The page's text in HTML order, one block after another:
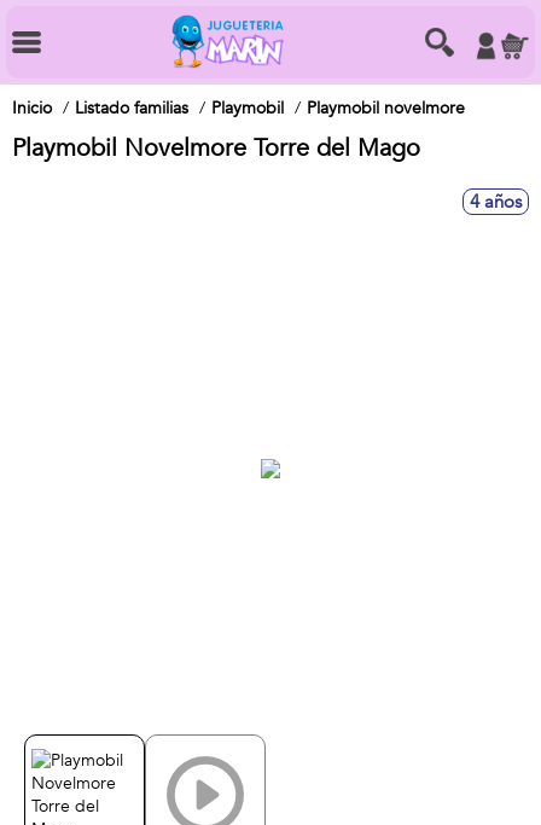
Inicio Listado familias Playmobil Playmobil novelmore
Playmobil Novelmore Torre del Mago
4 años